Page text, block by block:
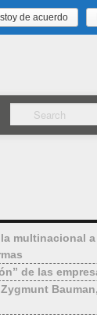
multinacional
de las
Bauman,
de acuerdo